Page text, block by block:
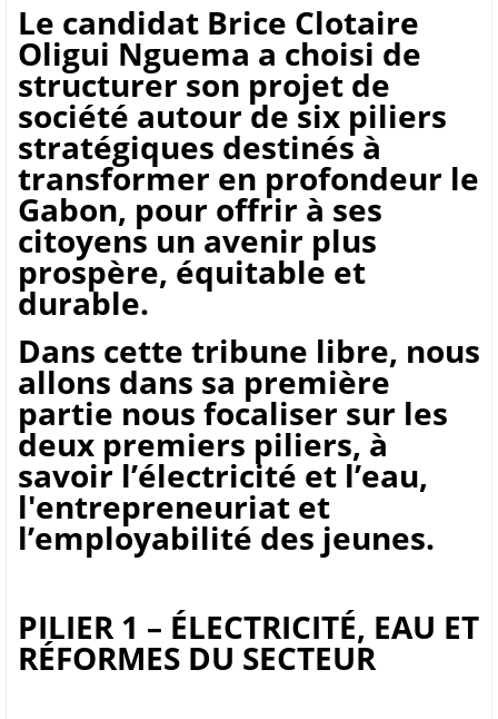
Le candidat Brice Clotaire
Oligui Nguema a choisi de
structurer son projet de
société autour de six piliers
stratégiques destinés à
transformer en profondeur le
Gabon, pour offrir à ses
citoyens un avenir plus
prospère, équitable et
durable.
Dans cette tribune libre, nous
allons dans sa première
partie nous focaliser sur les
deux premiers piliers, à
savoir l’électricité et l’eau,
l'entrepreneuriat et
l’employabilité des jeunes.
PILIER 1 – ÉLECTRICITÉ, EAU ET
RÉFORMES DU SECTEUR